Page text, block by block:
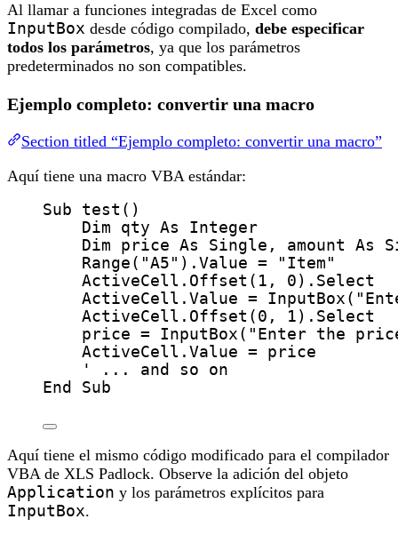
Al llamar a funciones integradas de Excel como
InputBox desde código compilado, debe especificar
todos los parámetros, ya que los parámetros
predeterminados no son compatibles.
Ejemplo completo: convertir una macro
Section titled “Ejemplo completo: convertir una macro”
Aquí tiene una macro VBA estándar:
Sub
test ()
Dim qty As
Integer
Dim price As Single , amount As
Range ( "A5 " ). Value = " Item "
ActiveCell. Offset ( 1 , 0 ). Select
ActiveCell. Value = InputBox ( "
ActiveCell. Offset ( 0 , 1 ). Select
price = InputBox ( " Enter the
ActiveCell. Value = price
' ... and so on
End Sub
Aquí tiene el mismo código modificado para el compilador
VBA de XLS Padlock. Observe la adición del objeto
Application y los parámetros explícitos para
InputBox.